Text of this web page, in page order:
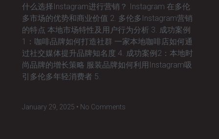
什么选择Instagram进行营销？ Instagram 在多伦
多市场的优势和商业价值 2. 多伦多Instagram营销
的特点 本地市场特性及用户行为分析 3. 成功案例
1：咖啡品牌如何打造社群 一家本地咖啡店如何通
过社交媒体提升品牌知名度 4. 成功案例2：本地时
尚品牌的增长策略 服装品牌如何利用Instagram吸
引多伦多年轻消费者 5.
January 29, 2025 No Comments